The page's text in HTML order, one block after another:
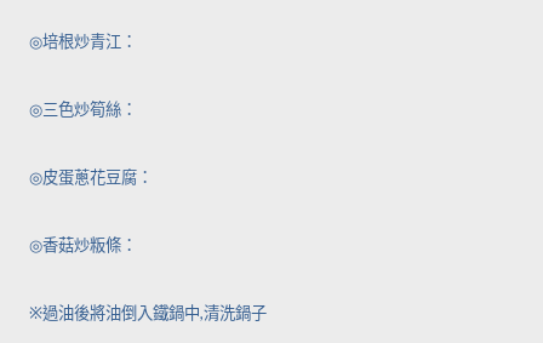
◎培根炒青江：
◎三色炒筍絲：
◎皮蛋蔥花豆腐：
◎香菇炒粄條：
※過油後將油倒入鐵鍋中,清洗鍋子